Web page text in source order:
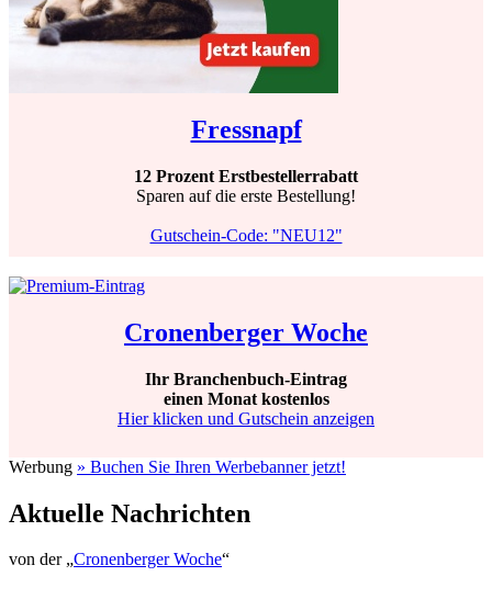
Fressnapf
12 Prozent Erstbestellerrabatt
Sparen auf die erste Bestellung!
Gutschein-Code: "NEU12"
Cronenberger Woche
Ihr Branchenbuch-Eintrag
einen Monat kostenlos
Hier klicken und Gutschein anzeigen
Werbung » Buchen Sie Ihren Werbebanner jetzt!
Aktuelle Nachrichten
von der „Cronenberger Woche“